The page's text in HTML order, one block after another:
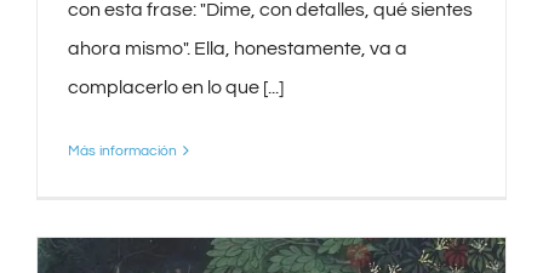
con esta frase: "Dime, con detalles, qué sientes
ahora mismo". Ella, honestamente, va a
complacerlo en lo que [...]
Más información